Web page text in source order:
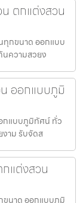
ตกแต่งสวน
กขนาด ออกแบบ
นความสวยง
ออกแบบภูมิ
กแบบภูมิทัศน์ ทั่ว
งาม รับจัดส
แต่งสวน
ขนาด ออกแบบภูมิ